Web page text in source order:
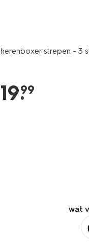
herenboxer strepen - 3
19.
99
wat